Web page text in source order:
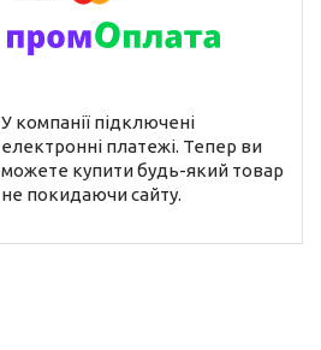
У компанії підключені
електронні платежі. Тепер ви
можете купити будь-який товар
не покидаючи сайту.